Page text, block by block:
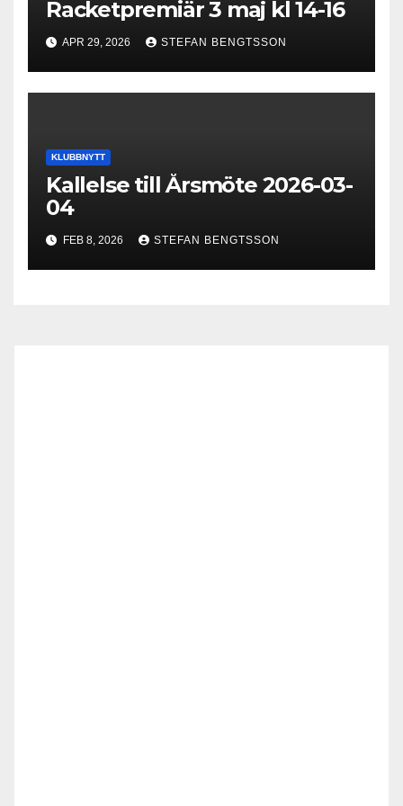
Racketpremiär 3 maj kl 14-16
APR 29, 2026 STEFAN BENGTSSON
KLUBBNYTT
Kallelse till Årsmöte 2026-03-
04
FEB 8, 2026 STEFAN BENGTSSON